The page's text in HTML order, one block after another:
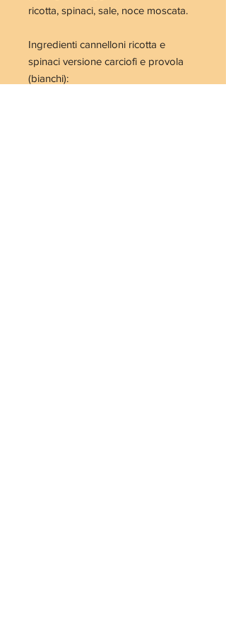
ricotta, spinaci, sale, noce moscata.
Ingredienti cannelloni ricotta e
spinaci versione carciofi e provola
(bianchi):